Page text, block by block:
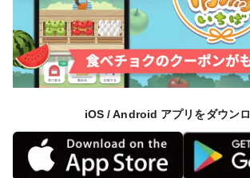
iOS / Android アプリをダウン